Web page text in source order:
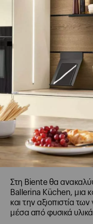
Στη Biente θα
Ballerina Küchen, μια
και την αξιοπιστία
μέσα από φυσικά